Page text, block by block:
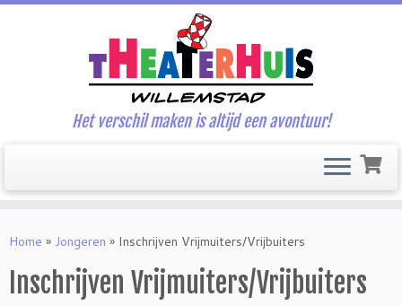
naar
Het verschil maken is altijd een avontuur!
Home » Jongeren » Inschrijven Vrijmuiters/Vrijbuiters
Inschrijven Vrijmuiters/Vrijbuiters